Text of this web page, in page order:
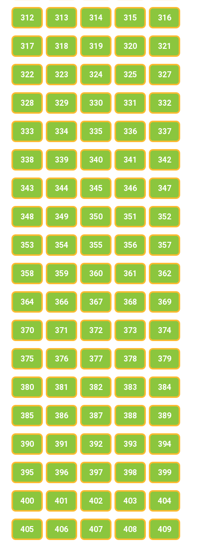
312 313 314 315 316
317 318 319 320 321
322 323 324 325 327
328 329 330 331 332
333 334 335 336 337
338 339 340 341 342
343 344 345 346 347
348 349 350 351 352
353 354 355 356 357
358 359 360 361 362
364 366 367 368 369
370 371 372 373 374
375 376 377 378 379
380 381 382 383 384
385 386 387 388 389
390 391 392 393 394
395 396 397 398 399
400 401 402 403 404
405 406 407 408 409